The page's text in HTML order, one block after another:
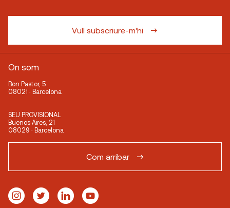
Vull subscriure-m'hi
On som
Bon Pastor, 5
08021 · Barcelona
SEU PROVISIONAL
Buenos Aires, 21
08029 · Barcelona
Com arribar